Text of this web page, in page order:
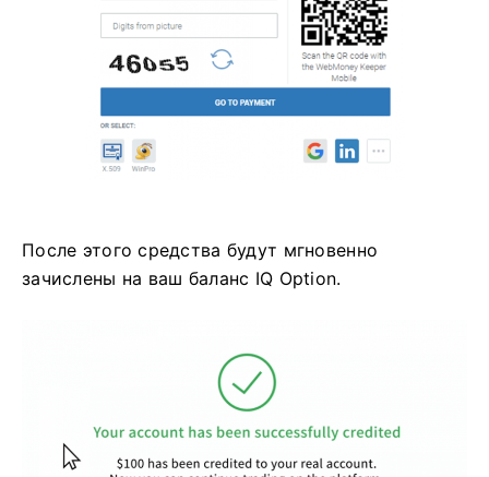
После этого средства будут мгновенно
зачислены на ваш баланс IQ Option.